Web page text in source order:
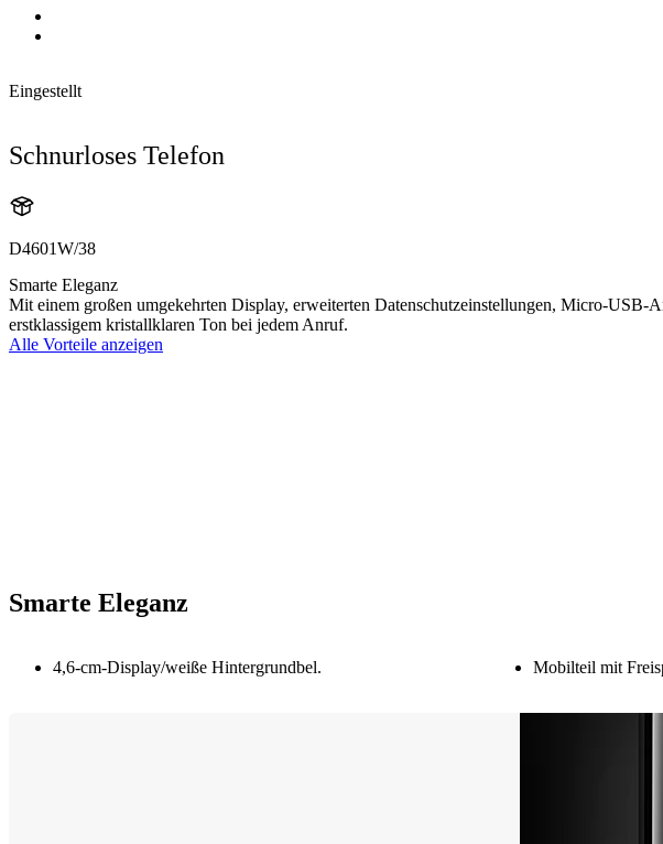
Eingestellt
Schnurloses Telefon
D4601W/38
Smarte Eleganz
Mit einem großen umgekehrten Display, erweiterten Datenschutzeinstellungen, Micro-
erstklassigem kristallklaren Ton bei jedem Anruf.
Alle Vorteile anzeigen
Smarte Eleganz
4,6-cm-Display/weiße Hintergrundbel. Mobilteil mit